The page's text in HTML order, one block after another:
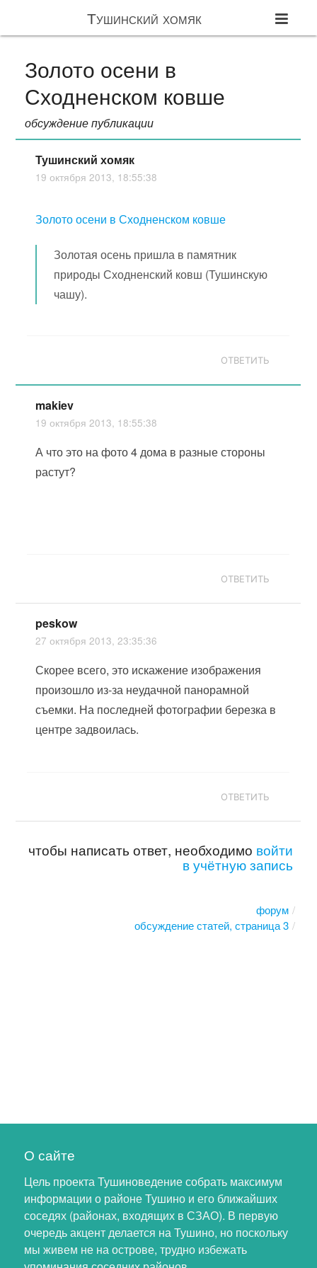
Тушинский хомяк
Золото осени в
Сходненском ковше
обсуждение публикации
Тушинский хомяк
19 октября 2013, 18:55:38
Золото осени в Сходненском ковше
Золотая осень пришла в памятник
природы Сходненский ковш (Тушинскую
чашу).
ОТВЕТИТЬ
makiev
19 октября 2013, 18:55:38
А что это на фото 4 дома в разные стороны
растут?
ОТВЕТИТЬ
peskow
27 октября 2013, 23:35:36
Скорее всего, это искажение изображения
произошло из-за неудачной панорамной
съемки. На последней фотографии березка в
центре задвоилась.
ОТВЕТИТЬ
чтобы написать ответ, необходимо войти
в учётную запись
форум
обсуждение статей, страница 3
О сайте
Цель проекта Тушиноведение собрать максимум
информации о районе Тушино и его ближайших
соседях (районах, входящих в СЗАО). В первую
очередь акцент делается на Тушино, но поскольку
мы живем не на острове, трудно избежать